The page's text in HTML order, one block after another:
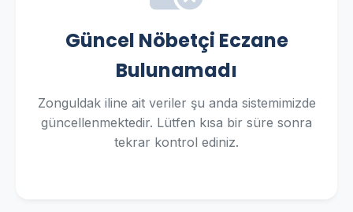
Güncel Nöbetçi Eczane
Bulunamadı
Zonguldak iline ait veriler şu anda sistemimizde
güncellenmektedir. Lütfen kısa bir süre sonra
tekrar kontrol ediniz.